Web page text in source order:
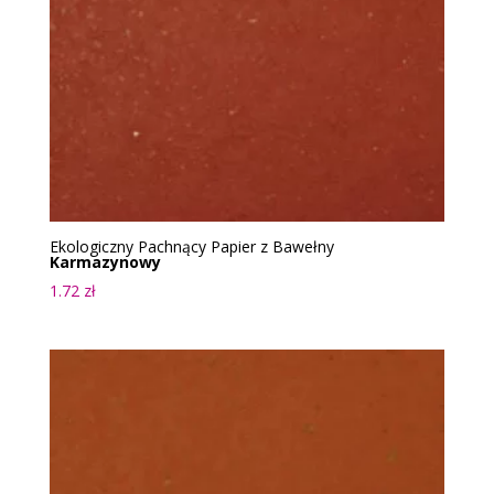
Ekologiczny Pachnący Papier z Bawełny
Karmazynowy
1.72 zł